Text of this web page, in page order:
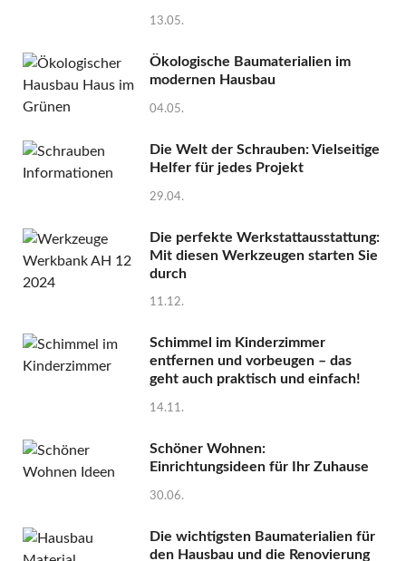
13.05.
Ökologische Baumaterialien im
modernen Hausbau
04.05.
Die Welt der Schrauben: Vielseitige
Helfer für jedes Projekt
29.04.
Die perfekte Werkstattausstattung:
Mit diesen Werkzeugen starten Sie
durch
11.12.
Schimmel im Kinderzimmer
entfernen und vorbeugen – das
geht auch praktisch und einfach!
14.11.
Schöner Wohnen:
Einrichtungsideen für Ihr Zuhause
30.06.
Die wichtigsten Baumaterialien für
den Hausbau und die Renovierung